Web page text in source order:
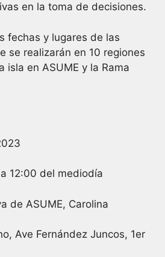
en la toma de decisiones.
fechas y lugares de las
se realizarán en 10 regiones
isla en ASUME y la Rama
12:00 del mediodía
de ASUME, Carolina
Ave Fernández Juncos, 1er